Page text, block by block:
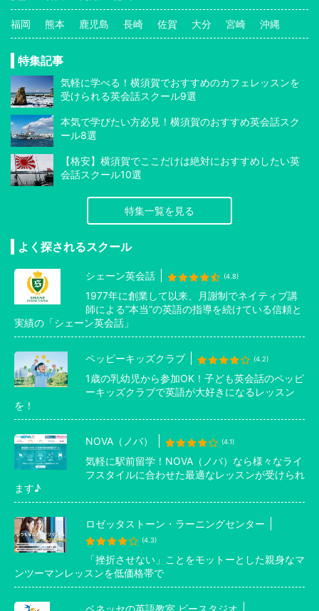
福岡 熊本 鹿児島 長崎 佐賀 大分 宮崎 沖縄
特集記事
気軽に学べる！横須賀でおすすめのカフェレッスンを
受けられる英会話スクール9選
本気で学びたい方必見！横須賀のおすすめ英会話スク
ール8選
【格安】横須賀でここだけは絶対におすすめしたい英
会話スクール10選
特集一覧を見る
よく探されるスクール
シェーン英会話 (4.8)
1977年に創業して以来、月謝制でネイティブ講
師による”本当”の英語の指導を続けている信頼と
実績の「シェーン英会話」
ペッピーキッズクラブ (4.2)
1歳の乳幼児から参加OK！子ども英会話のペッピ
ーキッズクラブで英語が大好きになるレッスン
を！
NOVA（ノバ） (4.1)
気軽に駅前留学！NOVA（ノバ）なら様々なライ
フスタイルに合わせた最適なレッスンが受けられ
ます♪
ロゼッタストーン・ラーニングセンター
(4.3)
「挫折させない」ことをモットーとした親身なマ
ンツーマンレッスンを低価格帯で
ベネッセの英語教室 ビースタジオ